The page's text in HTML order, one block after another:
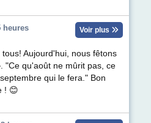
from 0 to 7.
heures Voir plus
tous! Aujourd'hui, nous fêtons
qu'août ne mûrit pas, ce
qui le fera." Bon
! 😊